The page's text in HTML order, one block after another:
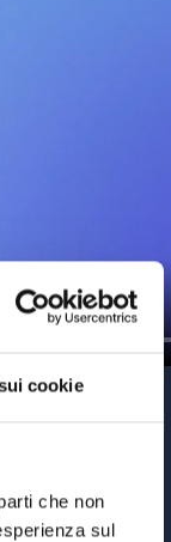
cookie
che non
sul